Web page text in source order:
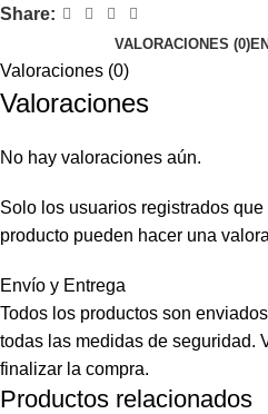
Share:
VALORACIONES (0)
Valoraciones (0)
Valoraciones
No hay valoraciones aún.
Solo los usuarios registrados
producto pueden hacer una
Envío y Entrega
Todos los productos son
todas las medidas de seguridad.
finalizar la compra.
Productos relacionados